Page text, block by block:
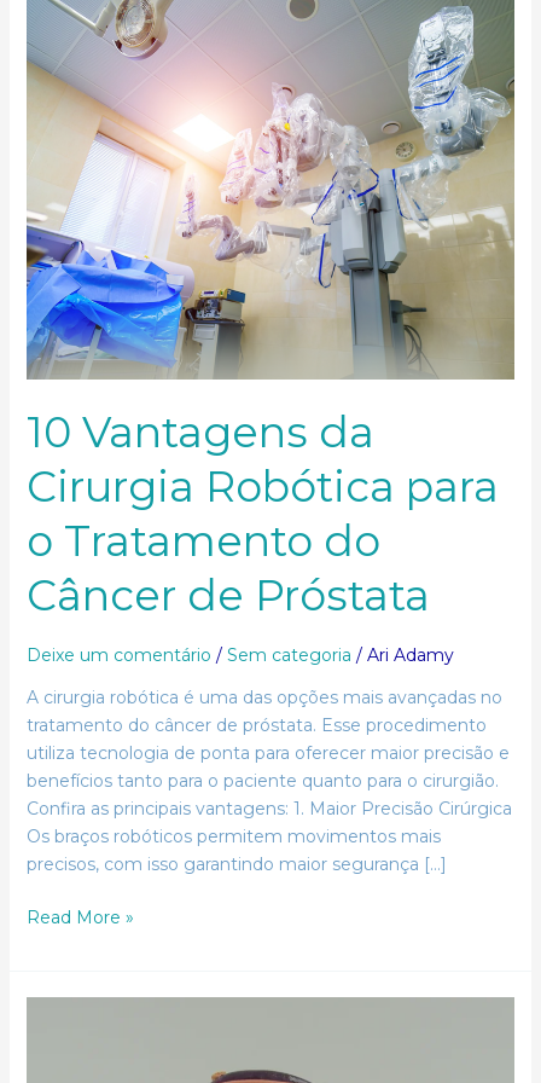
10 Vantagens da
Cirurgia Robótica para
o Tratamento do
Câncer de Próstata
Deixe um comentário / Sem categoria / Ari Adamy
A cirurgia robótica é uma das opções mais avançadas no
tratamento do câncer de próstata. Esse procedimento
utiliza tecnologia de ponta para oferecer maior precisão e
benefícios tanto para o paciente quanto para o cirurgião.
Confira as principais vantagens: 1. Maior Precisão Cirúrgica
Os braços robóticos permitem movimentos mais
precisos, com isso garantindo maior segurança […]
Robótica
o
Tratamento
do
Câncer
Próstata
Read More »